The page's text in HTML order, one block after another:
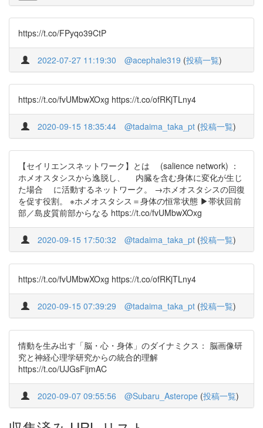
https://t.co/FPyqo39CtP
2022-07-27 11:19:30 @acephale319 (投稿一覧)
https://t.co/fvUMbwXOxg https://t.co/ofRKjTLny4
2020-09-15 18:35:44 @tadaima_taka_pt (投稿一覧)
【セイリエンスネットワーク】とは (salience network) ：
ホメオスタシスから逸脱し、 内臓を含む身体に変化が生じ
た場合 に活動するネットワーク。 →ホメオスタシスの回復
を促す役割。 ※ホメオスタシス＝身体の恒常状態 ▶︎帯状回前
部／島皮質前部からなる https://t.co/fvUMbwXOxg
2020-09-15 17:50:32 @tadaima_taka_pt (投稿一覧)
https://t.co/fvUMbwXOxg https://t.co/ofRKjTLny4
2020-09-15 07:39:29 @tadaima_taka_pt (投稿一覧)
情動を生み出す「脳・心・身体」のダイナミクス： 脳画像研
究と神経心理学研究からの統合的理解
https://t.co/UJGsFijmAC
2020-09-07 09:55:56 @Subaru_Asterope (投稿一覧)